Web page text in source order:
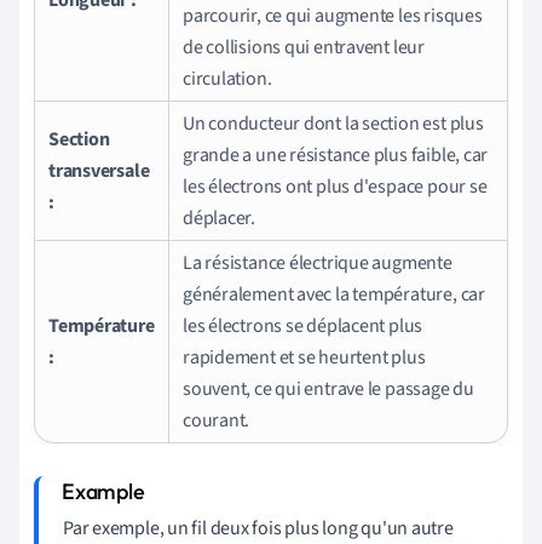
parcourir, ce qui augmente les risques
de collisions qui entravent leur
circulation.
Section
transversale
:
Un conducteur dont la section est plus
grande a une résistance plus faible, car
les électrons ont plus d'espace pour se
déplacer.
Température
:
La résistance électrique augmente
généralement avec la température, car
les électrons se déplacent plus
rapidement et se heurtent plus
souvent, ce qui entrave le passage du
courant.
Par exemple, un fil deux fois plus long qu'un autre